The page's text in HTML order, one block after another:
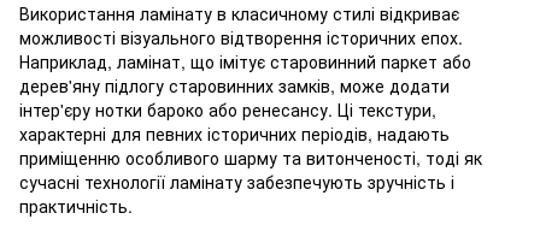
Використання ламінату в класичному стилі відкриває
можливості візуального відтворення історичних епох.
Наприклад, ламінат, що імітує старовинний паркет або
дерев'яну підлогу старовинних замків, може додати
інтер'єру нотки бароко або ренесансу. Ці текстури,
характерні для певних історичних періодів, надають
приміщенню особливого шарму та витонченості, тоді як
сучасні технології ламінату забезпечують зручність і
практичність.